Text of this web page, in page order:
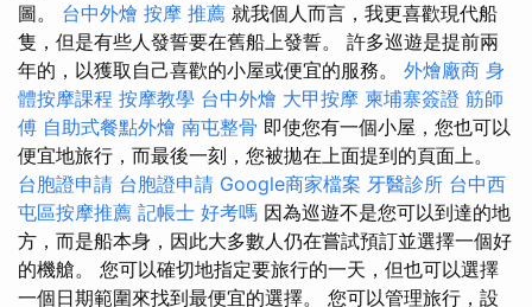
圖。 台中外燴 按摩 推薦 就我個人而言，我更喜歡現代船
隻，但是有些人發誓要在舊船上發誓。 許多巡遊是提前兩
年的，以獲取自己喜歡的小屋或便宜的服務。 外燴廠商 身
體按摩課程 按摩教學 台中外燴 大甲按摩 柬埔寨簽證 筋師
傅 自助式餐點外燴 南屯整骨 即使您有一個小屋，您也可以
便宜地旅行，而最後一刻，您被拋在上面提到的頁面上。
台胞證申請 台胞證申請 Google商家檔案 牙醫診所 台中西
屯區按摩推薦 記帳士 好考嗎 因為巡遊不是您可以到達的地
方，而是船本身，因此大多數人仍在嘗試預訂並選擇一個好
的機艙。 您可以確切地指定要旅行的一天，但也可以選擇
一個日期範圍來找到最便宜的選擇。 您可以管理旅行，設